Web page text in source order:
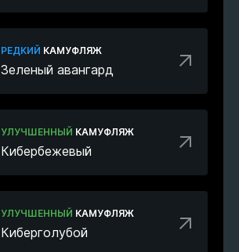
РЕДКИЙ КАМУФЛЯЖ
Зеленый авангард
УЛУЧШЕННЫЙ КАМУФЛЯЖ
Кибербежевый
УЛУЧШЕННЫЙ КАМУФЛЯЖ
Киберголубой